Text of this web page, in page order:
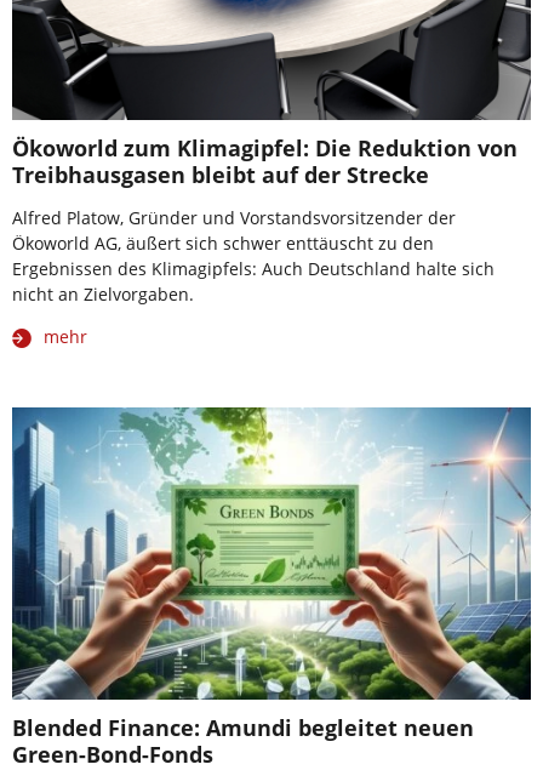
Ökoworld zum Klimagipfel: Die Reduktion von
Treibhausgasen bleibt auf der Strecke
Alfred Platow, Gründer und Vorstandsvorsitzender der
Ökoworld AG, äußert sich schwer enttäuscht zu den
Ergebnissen des Klimagipfels: Auch Deutschland halte sich
nicht an Zielvorgaben.
mehr
Blended Finance: Amundi begleitet neuen
Green-Bond-Fonds